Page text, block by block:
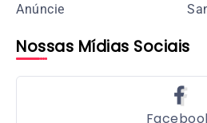
Anúncie
Nossas Mídias Sociais